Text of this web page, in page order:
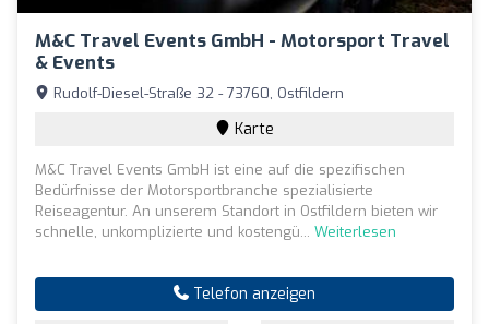
M&C Travel Events GmbH - Motorsport Travel
& Events
Rudolf-Diesel-Straße 32 - 73760, Ostfildern
Karte
M&C Travel Events GmbH ist eine auf die spezifischen
Bedürfnisse der Motorsportbranche spezialisierte
Reiseagentur. An unserem Standort in Ostfildern bieten wir
schnelle, unkomplizierte und kostengü... Weiterlesen
Telefon anzeigen